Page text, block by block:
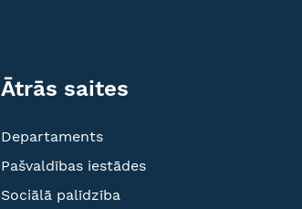
Ātrās saites
Departaments
Pašvaldības iestādes
Sociālā palīdzība